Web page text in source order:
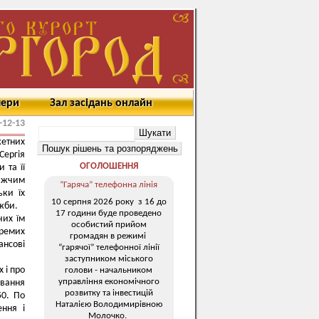
Зал засідань онлайн
12-13
та її
їх
їм
і про
По
і
ОГОЛОШЕННЯ
“Гаряча” телефонна лінія
10 серпня 2026 року з 16 до
17 години буде проведено
особистий прийом
громадян в режимі
“гарячої” телефонної лінії
заступником міського
голови - начальником
управління економічного
розвитку та інвестицій
Наталією Володимирівною
Молочко.